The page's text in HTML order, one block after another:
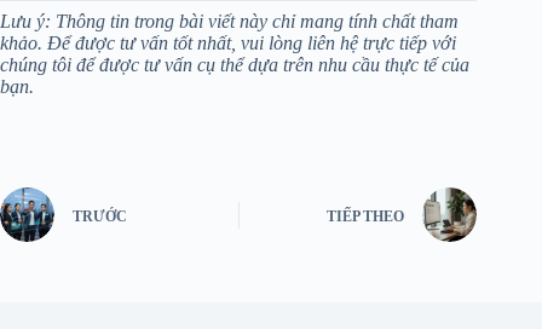
Lưu ý: Thông tin trong bài viết này chỉ mang tính chất tham
khảo. Để được tư vấn tốt nhất, vui lòng liên hệ trực tiếp với
chúng tôi để được tư vấn cụ thể dựa trên nhu cầu thực tế của
bạn.
TRƯỚC TIẾP THEO